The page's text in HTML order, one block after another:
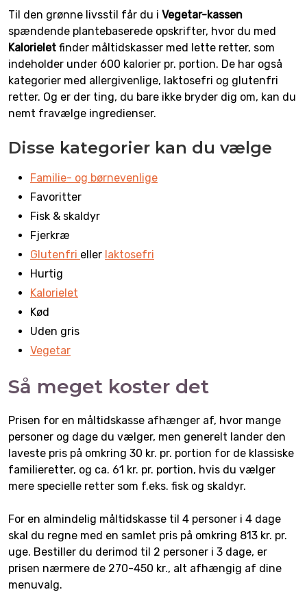
Til den grønne livsstil får du i Vegetar-kassen
spændende plantebaserede opskrifter, hvor du med
Kalorielet finder måltidskasser med lette retter, som
indeholder under 600 kalorier pr. portion. De har også
kategorier med allergivenlige, laktosefri og glutenfri
retter. Og er der ting, du bare ikke bryder dig om, kan du
nemt fravælge ingredienser.
Disse kategorier kan du vælge
Familie- og børnevenlige
Favoritter
Fisk & skaldyr
Fjerkræ
Glutenfri eller laktosefri
Hurtig
Kalorielet
Kød
Uden gris
Vegetar
Så meget koster det
Prisen for en måltidskasse afhænger af, hvor mange
personer og dage du vælger, men generelt lander den
laveste pris på omkring 30 kr. pr. portion for de klassiske
familieretter, og ca. 61 kr. pr. portion, hvis du vælger
mere specielle retter som f.eks. fisk og skaldyr.
For en almindelig måltidskasse til 4 personer i 4 dage
skal du regne med en samlet pris på omkring 813 kr. pr.
uge. Bestiller du derimod til 2 personer i 3 dage, er
prisen nærmere de 270-450 kr., alt afhængig af dine
menuvalg.